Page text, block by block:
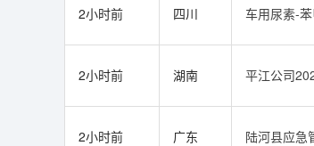
2小时前 四川 车用尿素-
2小时前 湖南 平江公司
2小时前 广东 陆河县应急